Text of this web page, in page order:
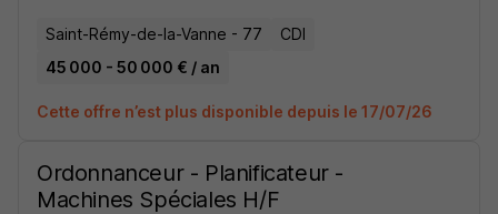
Saint-Rémy-de-la-Vanne - 77
CDI
45 000 - 50 000 € / an
Cette offre n’est plus disponible depuis le 17/07/26
Ordonnanceur - Planificateur -
Machines Spéciales H/F